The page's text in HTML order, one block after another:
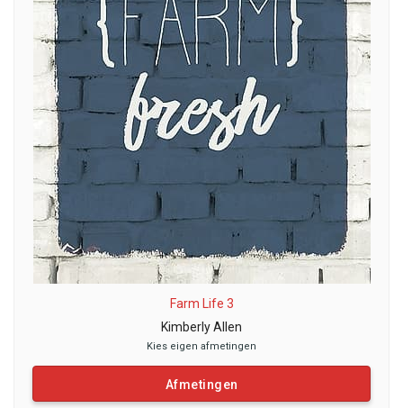
Farm Life 3
Kimberly Allen
Kies eigen afmetingen
Afmetingen